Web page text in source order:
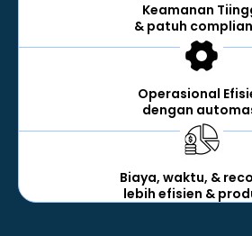
Keamanan
& patuh
Operasional
dengan
Biaya, waktu, &
lebih efisien &